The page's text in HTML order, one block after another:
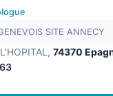
SITE ANNECY
74370